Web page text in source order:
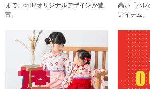
まで。chil2オリジナルデザインが豊
富。
高い「ハ
アイテム。